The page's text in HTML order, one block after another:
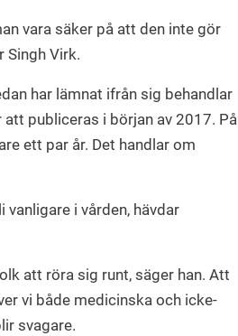
vara säker på att den inte gör
Singh Virk.
har lämnat ifrån sig behandlar
publiceras i början av 2017. På
ett par år. Det handlar om
i vården, hävdar
att röra sig runt, säger han. Att
vi både medicinska och icke-
svagare.